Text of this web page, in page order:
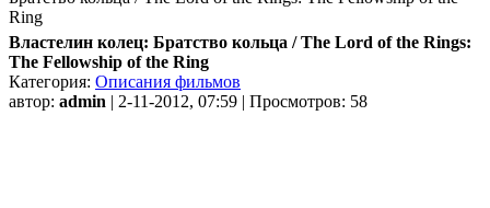
Ring
Властелин колец: Братство кольца / The Lord of the Rings:
The Fellowship of the Ring
Категория: Описания фильмов
автор: admin | 2-11-2012, 07:59 | Просмотров: 58